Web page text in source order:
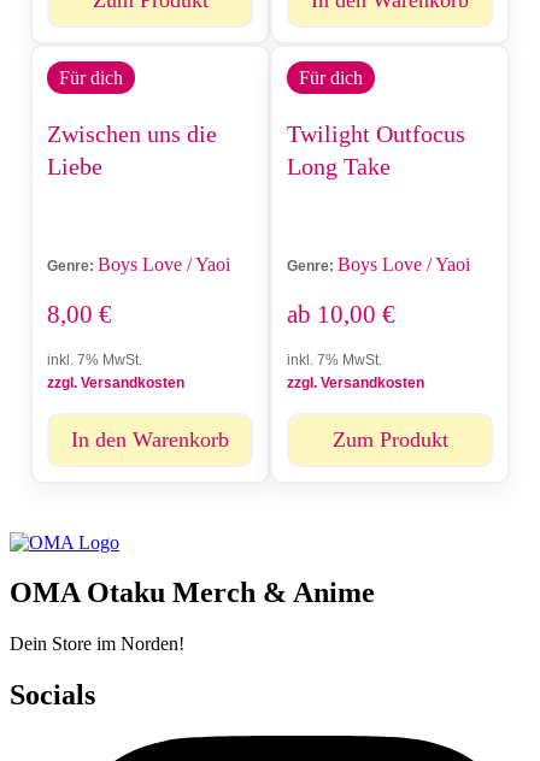
Für dich
Zwischen uns die
Liebe
Genre: Boys Love / Yaoi
8,00 €
inkl. 7% MwSt.
zzgl. Versandkosten
In den Warenkorb
Für dich
Twilight Outfocus
Long Take
Genre: Boys Love / Yaoi
ab 10,00 €
inkl. 7% MwSt.
zzgl. Versandkosten
Zum Produkt
OMA Otaku Merch & Anime
Dein Store im Norden!
Socials